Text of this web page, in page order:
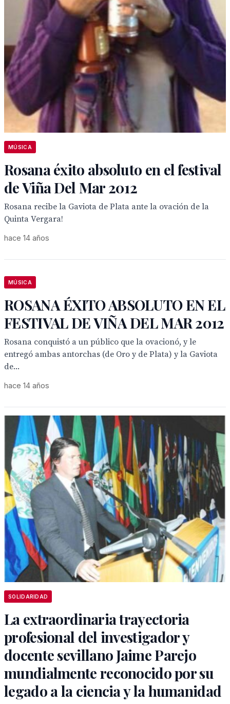
MÚSICA
Rosana éxito absoluto en el festival
de Viña Del Mar 2012
Rosana recibe la Gaviota de Plata ante la ovación de la
Quinta Vergara!
hace 14 años
MÚSICA
ROSANA ÉXITO ABSOLUTO EN EL
FESTIVAL DE VIÑA DEL MAR 2012
Rosana conquistó a un público que la ovacionó, y le
entregó ambas antorchas (de Oro y de Plata) y la Gaviota
de...
hace 14 años
SOLIDARIDAD
La extraordinaria trayectoria
profesional del investigador y
docente sevillano Jaime Parejo
mundialmente reconocido por su
legado a la ciencia y la humanidad